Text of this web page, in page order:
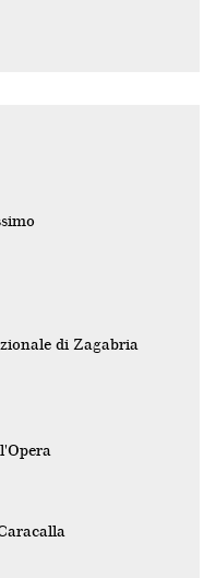
di Zagabria